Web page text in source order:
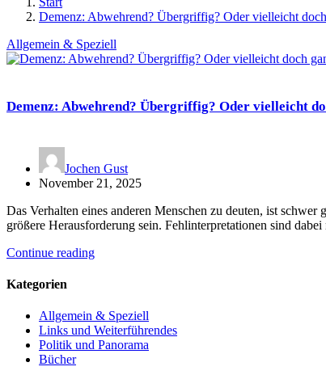
Demenz: Abwehrend? Übergriffig? Oder vielleicht
Allgemein & Speziell
Demenz: Abwehrend? Übergriffig? Oder vielleicht
Jochen Gust
November 21, 2025
Das Verhalten eines anderen Menschen zu deuten, ist
größere Herausforderung sein. Fehlinterpretationen sind
Continue reading
Kategorien
Allgemein & Speziell
Links und Weiterführendes
Politik und Panorama
Bücher